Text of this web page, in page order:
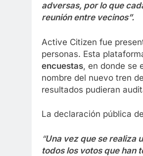
adversas, por lo que
reunión entre vecinos”.
Active Citizen fue
personas. Esta
encuestas, en donde se
nombre del nuevo tren
resultados pudieran
La declaración pública
“Una vez que se realiza
todos los votos que han